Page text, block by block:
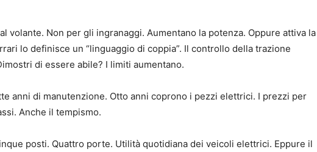
volante. Non per gli ingranaggi. Aumentano la potenza. Oppure attiva la
lo definisce un “linguaggio di coppia”. Il controllo della trazione
di essere abile? I limiti aumentano.
anni di manutenzione. Otto anni coprono i pezzi elettrici. I prezzi per
Anche il tempismo.
posti. Quattro porte. Utilità quotidiana dei veicoli elettrici. Eppure il